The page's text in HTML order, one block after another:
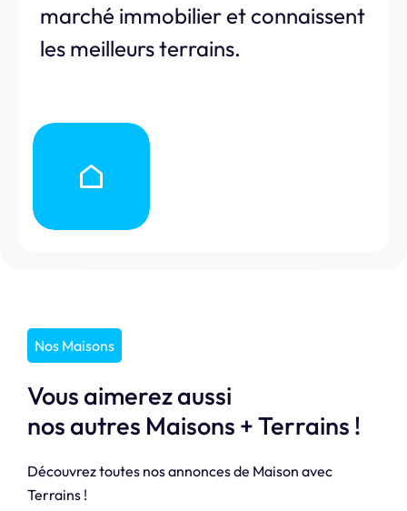
marché immobilier et connaissent
les meilleurs terrains.
Nos Maisons
Vous aimerez aussi
nos autres Maisons + Terrains !
Découvrez toutes nos annonces de Maison avec
Terrains !